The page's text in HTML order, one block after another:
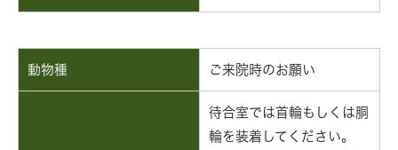
動物種 ご来院時のお願い
待合室では首輪もしくは胴
輪を装着してください。